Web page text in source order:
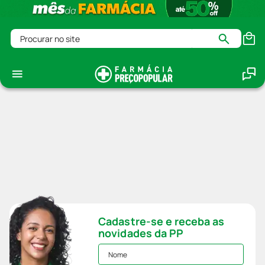
Procurar no site
Cadastre-se e receba as
novidades da PP